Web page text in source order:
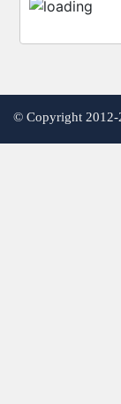
© Copyright